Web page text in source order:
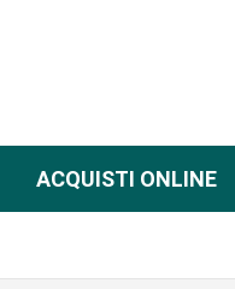
ACQUISTI ONLINE